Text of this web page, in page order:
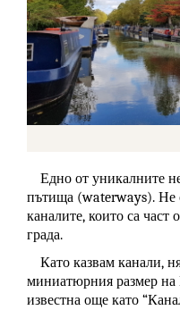
Едно от уникалните
пътища (waterways). Не
каналите, които са част
града.
Като казвам канали,
миниатюрния размер на
известна още като